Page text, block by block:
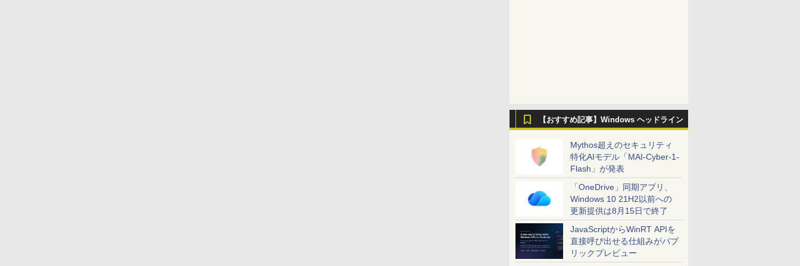
【おすすめ記事】Windows ヘッドライン
Mythos超えのセキュリティ
特化AIモデル「MAI-Cyber-1-
Flash」が発表
「OneDrive」同期アプリ、
Windows 10 21H2以前への
更新提供は8月15日で終了
JavaScriptからWinRT APIを
直接呼び出せる仕組みがパブ
リックプレビュー